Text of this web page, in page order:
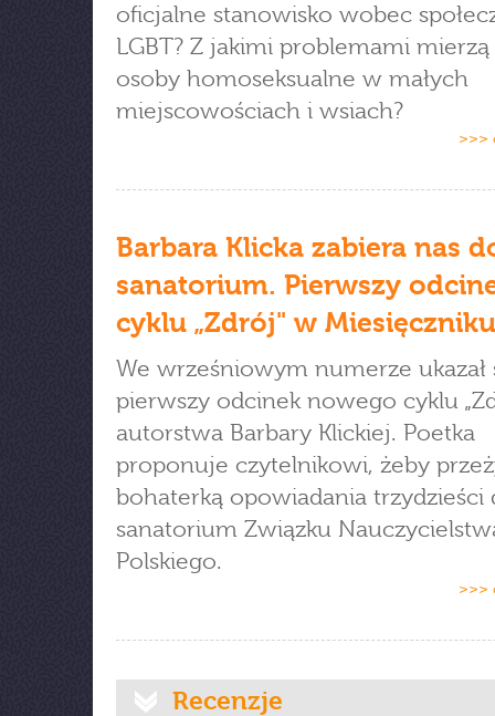
oficjalne stanowisko wobec
LGBT? Z jakimi problemami mierzą
osoby homoseksualne w małych
miejscowościach i wsiach?
>>>
Barbara Klicka zabiera nas
sanatorium. Pierwszy
cyklu „Zdrój" w
We wrześniowym numerze ukazał
pierwszy odcinek nowego cyklu
autorstwa Barbary Klickiej. Poetka
proponuje czytelnikowi, żeby
bohaterką opowiadania trzydzieści
sanatorium Związku
Polskiego.
>>>
Recenzje